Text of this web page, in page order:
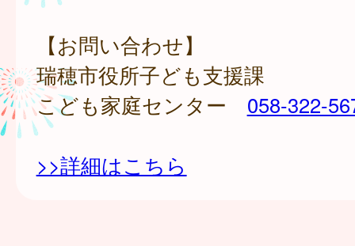
【お問い合わせ】
瑞穂市役所子ども支援課
こども家庭センター 058-322-
>>詳細はこちら